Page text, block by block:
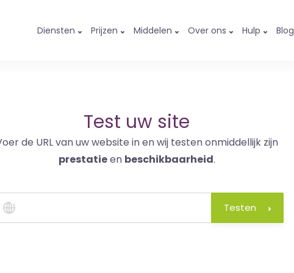
Diensten Prijzen Middelen Over ons Hulp Blog
Test uw site
de URL van uw website in en wij testen onmiddellijk zijn
prestatieen beschikbaarheid.
Testen